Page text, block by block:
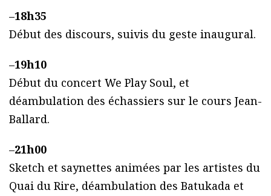
–18h35
Début des discours, suivis du geste inaugural.
–19h10
Début du concert We Play Soul, et
déambulation des échassiers sur le cours Jean-
Ballard.
–21h00
Sketch et saynettes animées par les artistes du
Quai du Rire, déambulation des Batukada et